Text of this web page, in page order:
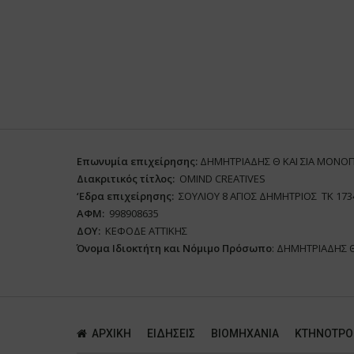
Επωνυμία επιχείρησης: ΔΗΜΗΤΡΙΑΔΗΣ Θ ΚΑΙ ΣΙΑ
Διακριτικός τίτλος: ΟΜΙΝD CREATIVES
‘Eδρα επιχείρησης: ΣΟΥΛΙΟΥ 8 ΑΓΙΟΣ ΔΗΜΗΤΡΙΟΣ ΤΚ
ΑΦΜ: 998908635
ΔΟΥ: ΚΕΦΟΔΕ ΑΤΤΙΚΗΣ
Όνομα Ιδιοκτήτη και Νόμιμο Πρόσωπο: ΔΗΜΗΤΡΙΑΔΗΣ
ΑΡΧΙΚΗ ΕΙΔΗΣΕΙΣ ΒΙΟΜΗΧΑΝΙΑ